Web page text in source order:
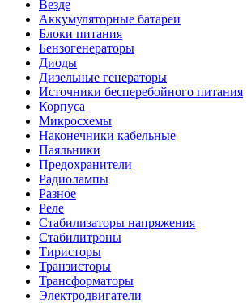
Везде
Аккумуляторные батареи
Блоки питания
Бензогенераторы
Диоды
Дизельные генераторы
Источники бесперебойного питания
Корпуса
Микросхемы
Наконечники кабельные
Паяльники
Предохранители
Радиолампы
Разное
Реле
Стабилизаторы напряжения
Стабилитроны
Тиристоры
Транзисторы
Трансформаторы
Электродвигатели